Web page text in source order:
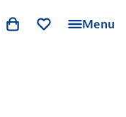
Menu